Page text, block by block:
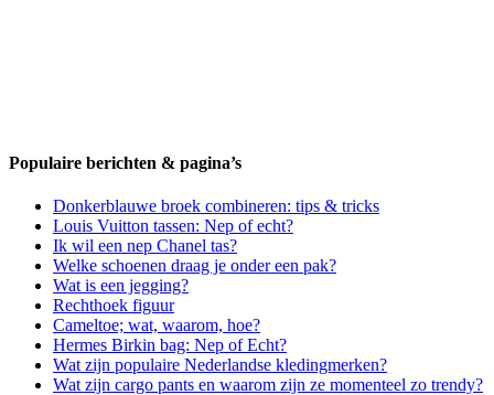
Populaire berichten & pagina’s
Donkerblauwe broek combineren: tips & tricks
Louis Vuitton tassen: Nep of echt?
Ik wil een nep Chanel tas?
Welke schoenen draag je onder een pak?
Wat is een jegging?
Rechthoek figuur
Cameltoe; wat, waarom, hoe?
Hermes Birkin bag: Nep of Echt?
Wat zijn populaire Nederlandse kledingmerken?
Wat zijn cargo pants en waarom zijn ze momenteel zo trendy?